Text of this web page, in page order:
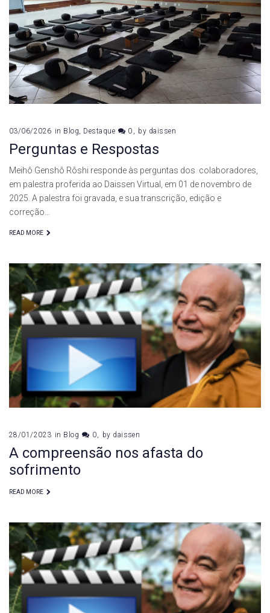
03/06/2026 in Blog, Destaque 0 by daissen
Perguntas e Respostas
Meihô Genshô Rôshi responde às perguntas dos colaboradores,
em palestra proferida ao Daissen Virtual, em 01 de novembro de
2025. A palestra foi gravada, e sua transcrição, edição e
correção…
READ MORE
28/01/2023 in Blog 0 by daissen
A compreensão nos afasta do
sofrimento
READ MORE